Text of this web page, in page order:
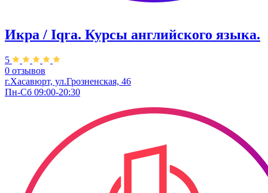
Икра / Iqra. Курсы английского языка.
5
0 отзывов
г.Хасавюрт, ​ул.Грозненская, 46
Пн-Сб 09:00-20:30